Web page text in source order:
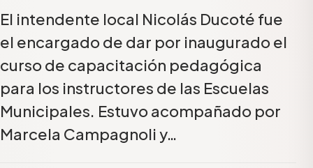
El intendente local Nicolás Ducoté fue
el encargado de dar por inaugurado el
curso de capacitación pedagógica
para los instructores de las Escuelas
Municipales. Estuvo acompañado por
Marcela Campagnoli y…